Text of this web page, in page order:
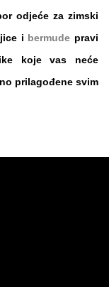
odjeće za zimski
i bermude pravi
koje vas neće
prilagođene svim